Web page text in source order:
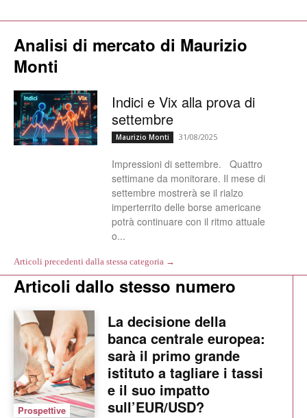
Analisi di mercato di Maurizio
Monti
Indici e Vix alla prova di
settembre
Maurizio Monti 31/08/2025
Impressioni di settembre. Quattro
settimane da monitorare. Il mese di
settembre mostrerà se il rialzo
imperterrito delle borse americane
potrà continuare con il ritmo attuale
o...
Articoli precedenti dalla stessa categoria →
Articoli dallo stesso numero
Prospettive
La decisione della
banca centrale europea:
sarà il primo grande
istituto a tagliare i tassi
e il suo impatto
sull’EUR/USD?